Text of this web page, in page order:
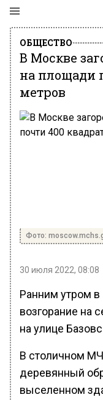
ОБЩЕСТВО
В Москве
на площади
метров
Фото:
30 июля 2022, 08:08
Ранним утром в
возгорание на
на улице
В столичном
деревянный
выселенном